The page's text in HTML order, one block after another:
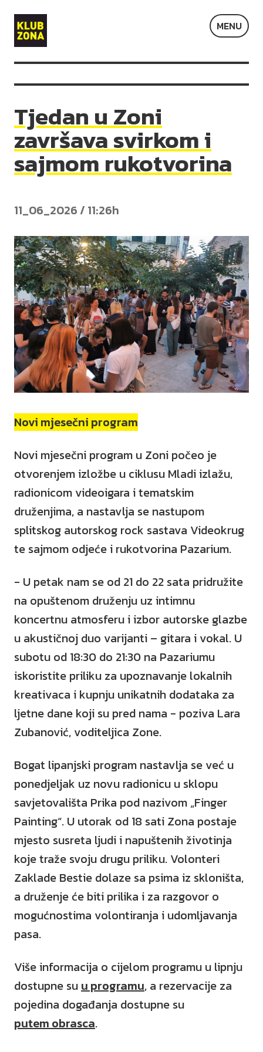
Klub
Zona
MENU
Tjedan u Zoni
završava svirkom i
sajmom rukotvorina
11_06_2026 / 11:26h
Novi mjesečni program
Novi mjesečni program u Zoni počeo je
otvorenjem izložbe u ciklusu Mladi izlažu,
radionicom videoigara i tematskim
druženjima, a nastavlja se nastupom
splitskog autorskog rock sastava Videokrug
te sajmom odjeće i rukotvorina Pazarium.
- U petak nam se od 21 do 22 sata pridružite
na opuštenom druženju uz intimnu
koncertnu atmosferu i izbor autorske glazbe
u akustičnoj duo varijanti – gitara i vokal. U
subotu od 18:30 do 21:30 na Pazariumu
iskoristite priliku za upoznavanje lokalnih
kreativaca i kupnju unikatnih dodataka za
ljetne dane koji su pred nama - poziva Lara
Zubanović, voditeljica Zone.
Bogat lipanjski program nastavlja se već u
ponedjeljak uz novu radionicu u sklopu
savjetovališta Prika pod nazivom „Finger
Painting“. U utorak od 18 sati Zona postaje
mjesto susreta ljudi i napuštenih životinja
koje traže svoju drugu priliku. Volonteri
Zaklade Bestie dolaze sa psima iz skloništa,
a druženje će biti prilika i za razgovor o
mogućnostima volontiranja i udomljavanja
pasa.
Više informacija o cijelom programu u lipnju
dostupne su u programu, a rezervacije za
pojedina događanja dostupne su
putem obrasca.